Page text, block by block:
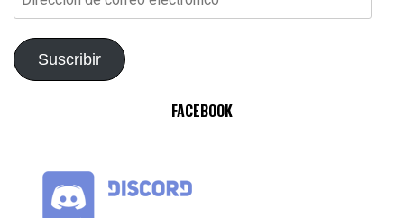
de
electrónico
Suscribir
FACEBOOK